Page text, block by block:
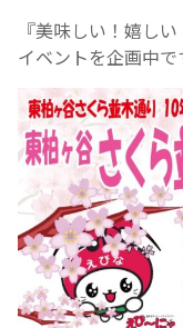
『美味しい！嬉し
イベントを企画中